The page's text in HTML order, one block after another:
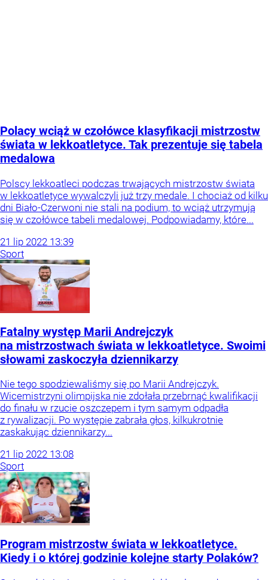
Polacy wciąż w czołówce klasyfikacji mistrzostw
świata w lekkoatletyce. Tak prezentuje się tabela
medalowa
Polscy lekkoatleci podczas trwających mistrzostw świata
w lekkoatletyce wywalczyli już trzy medale. I chociaż od kilku
dni Biało-Czerwoni nie stali na podium, to wciąż utrzymują
się w czołówce tabeli medalowej. Podpowiadamy, które...
21 lip 2022 13:39
Sport
Fatalny występ Marii Andrejczyk
na mistrzostwach świata w lekkoatletyce. Swoimi
słowami zaskoczyła dziennikarzy
Nie tego spodziewaliśmy się po Marii Andrejczyk.
Wicemistrzyni olimpijska nie zdołała przebrnąć kwalifikacji
do finału w rzucie oszczepem i tym samym odpadła
z rywalizacji. Po występie zabrała głos, kilkukrotnie
zaskakując dziennikarzy...
21 lip 2022 13:08
Sport
Program mistrzostw świata w lekkoatletyce.
Kiedy i o której godzinie kolejne starty Polaków?